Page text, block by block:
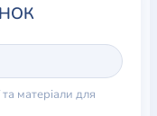
матеріали для